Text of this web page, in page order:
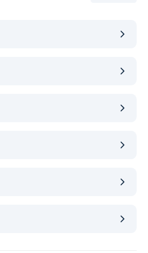
жемчужиной
гостям
изучили каждый
обязанностей
идеальную